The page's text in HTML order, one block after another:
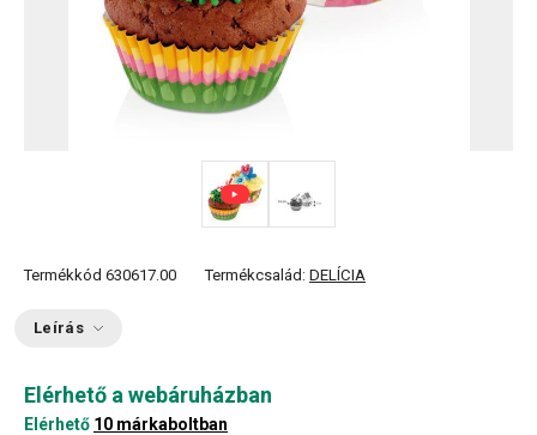
Termékkód 630617.00 Termékcsalád: DELÍCIA
Leírás
Elérhető a webáruházban
Elérhető 10 márkaboltban